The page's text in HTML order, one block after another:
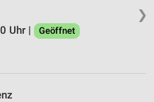
❯
Uhr |
Geöffnet